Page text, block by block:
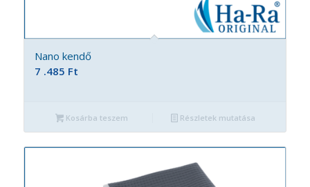
Nano kendő
7 .485 Ft
Kosárba teszem Részletek mutatása